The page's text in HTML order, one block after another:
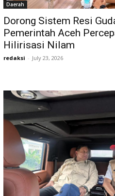
Daerah
Dorong Sistem Resi
Pemerintah Aceh
Hilirisasi Nilam
redaksi - July 23, 2026